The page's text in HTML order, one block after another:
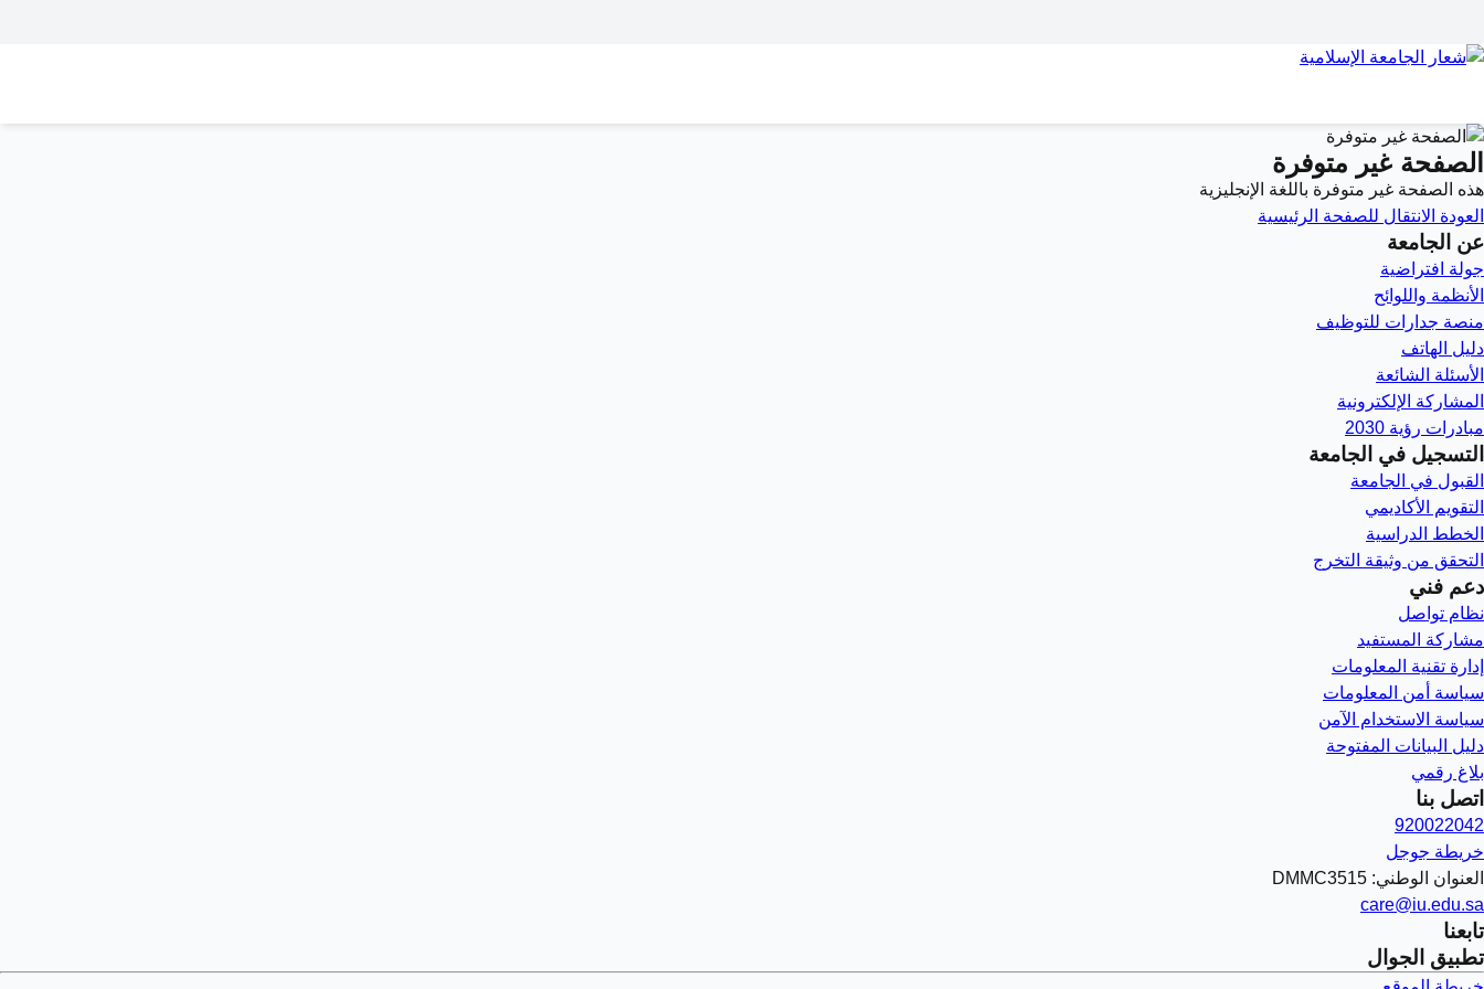
الصفحة غير متوفرة
هذه الصفحة غير متوفرة باللغة الإنجليزية
العودة الانتقال للصفحة الرئيسية
عن الجامعة
جولة افتراضية
الأنظمة واللوائح
منصة جدارات للتوظيف
دليل الهاتف
الأسئلة الشائعة
المشاركة الإلكترونية
مبادرات رؤية 2030
التسجيل في الجامعة
القبول في الجامعة
التقويم الأكاديمي
الخطط الدراسية
التحقق من وثيقة التخرج
دعم فني
نظام تواصل
مشاركة المستفيد
إدارة تقنية المعلومات
سياسة أمن المعلومات
سياسة الاستخدام الآمن
دليل البيانات المفتوحة
بلاغ رقمي
اتصل بنا
920022042
خريطة جوجل
العنوان الوطني: DMMC3515
care@iu.edu.sa
تابعنا
تطبيق الجوال